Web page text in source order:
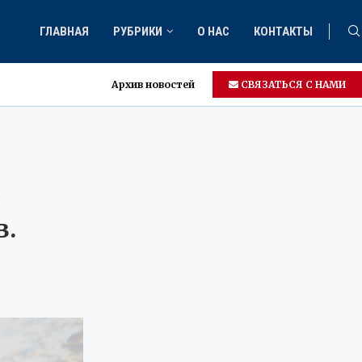
ГЛАВНАЯ РУБРИКИ О НАС КОНТАКТЫ
Архив новостей СВЯЗАТЬСЯ С НАМИ